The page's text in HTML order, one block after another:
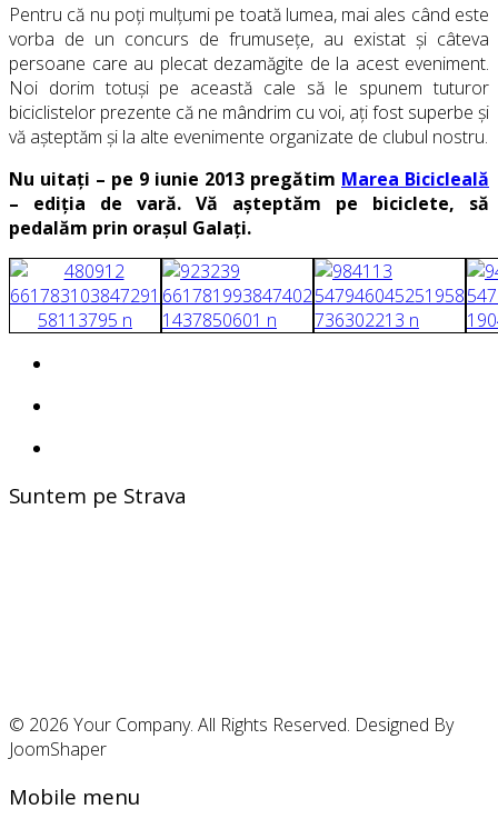
Pentru că nu poți mulțumi pe toată lumea, mai ales când este
vorba de un concurs de frumusețe, au existat și câteva
persoane care au plecat dezamăgite de la acest eveniment.
Noi dorim totuși pe această cale să le spunem tuturor
biciclistelor prezente că ne mândrim cu voi, ați fost superbe și
vă așteptăm și la alte evenimente organizate de clubul nostru.
Nu uitați – pe 9 iunie 2013 pregătim Marea Bicicleală
– ediția de vară. Vă așteptăm pe biciclete, să
pedalăm prin orașul Galați.
Suntem pe Strava
© 2026 Your Company. All Rights Reserved. Designed By
JoomShaper
Mobile menu